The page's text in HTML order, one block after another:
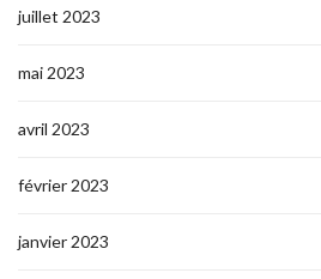
juillet 2023
mai 2023
avril 2023
février 2023
janvier 2023